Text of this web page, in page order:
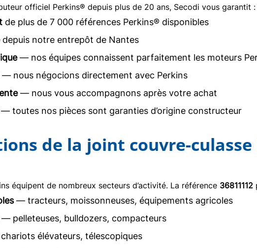
officiel Perkins® depuis plus de 20 ans, Secodi vous garantit :
de plus de 7 000 références Perkins® disponibles
depuis notre entrepôt de Nantes
— nos équipes connaissent parfaitement les moteurs
— nous négocions directement avec Perkins
— nous vous accompagnons après votre achat
toutes nos pièces sont garanties d’origine constructeur
de la joint couvre-culasse
équipent de nombreux secteurs d’activité. La référence 36811112
— tracteurs, moissonneuses, équipements agricoles
pelleteuses, bulldozers, compacteurs
élévateurs, télescopiques